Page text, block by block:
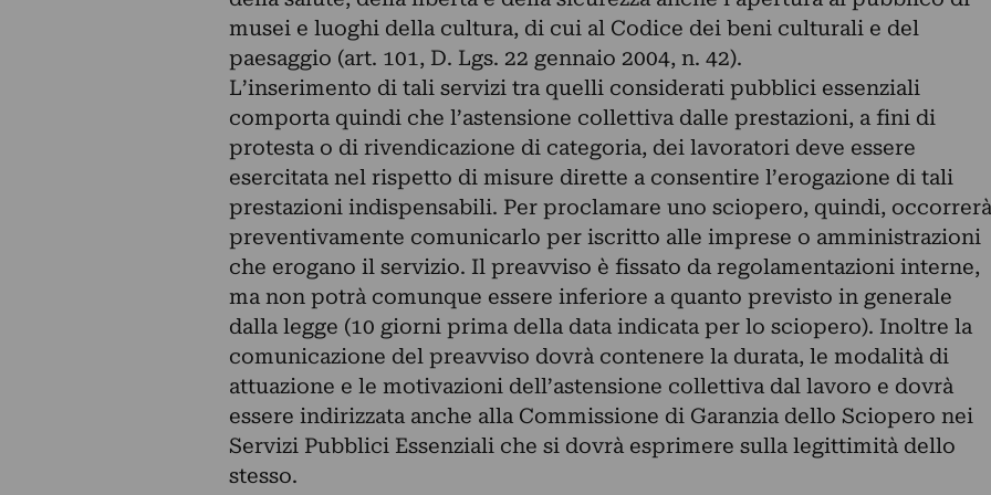
musei e luoghi della cultura, di cui al Codice dei beni culturali e del
paesaggio (art. 101, D. Lgs. 22 gennaio 2004, n. 42).
L’inserimento di tali servizi tra quelli considerati pubblici essenziali
comporta quindi che l’astensione collettiva dalle prestazioni, a fini di
protesta o di rivendicazione di categoria, dei lavoratori deve essere
esercitata nel rispetto di misure dirette a consentire l’erogazione di tali
prestazioni indispensabili. Per proclamare uno sciopero, quindi, occorrerà
preventivamente comunicarlo per iscritto alle imprese o amministrazioni
che erogano il servizio. Il preavviso è fissato da regolamentazioni interne,
ma non potrà comunque essere inferiore a quanto previsto in generale
dalla legge (10 giorni prima della data indicata per lo sciopero). Inoltre la
comunicazione del preavviso dovrà contenere la durata, le modalità di
attuazione e le motivazioni dell’astensione collettiva dal lavoro e dovrà
essere indirizzata anche alla Commissione di Garanzia dello Sciopero nei
Servizi Pubblici Essenziali che si dovrà esprimere sulla legittimità dello
stesso.